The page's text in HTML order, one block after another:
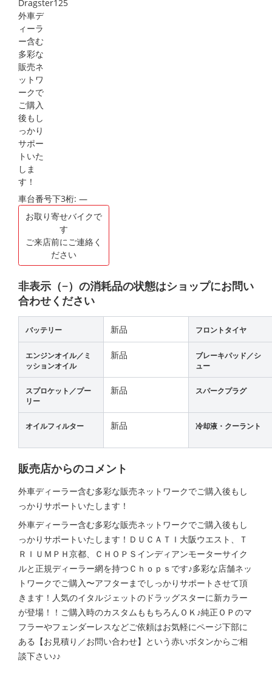
車台番号下3桁: ―
お取り寄せバイクで
す
ご来店前にご連絡く
ださい
非表示（−）の消耗品の状態はショップにお問い
合わせください
バッテリー 新品 フロントタイヤ
エンジンオイル／ミ
ッションオイル
新品
ブレーキパッド／シ
ュー
スプロケット／プー
リー
新品 スパークプラグ
オイルフィルター 新品 冷却液・クーラント
販売店からのコメント
外車ディーラー含む多彩な販売ネットワークでご購入後もし
っかりサポートいたします！
外車ディーラー含む多彩な販売ネットワークでご購入後もし
っかりサポートいたします！ＤＵＣＡＴＩ大阪ウエスト、Ｔ
ＲＩＵＭＰＨ京都、ＣＨＯＰＳインディアンモーターサイク
ルと正規ディーラー網を持つＣｈｏｐｓです♪多彩な店舗ネッ
トワークでご購入〜アフターまでしっかりサポートさせて頂
きます！人気のイタルジェットのドラッグスターに新カラー
が登場！！ご購入時のカスタムももちろんＯＫ♪純正ＯＰのマ
フラーやフェンダーレスなどご依頼はお気軽にページ下部に
ある【お見積り／お問い合わせ】という赤いボタンからご相
談下さい♪♪